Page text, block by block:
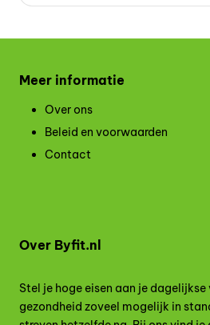
Meer informatie
Over ons
Beleid en voorwaarden
Contact
Over Byfit.nl
Stel je hoge eisen aan je
gezondheid zoveel mogelijk in